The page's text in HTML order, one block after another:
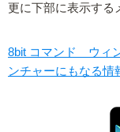
更に下部に表示する
8bit コマンド ウィ
ンチャーにもなる情